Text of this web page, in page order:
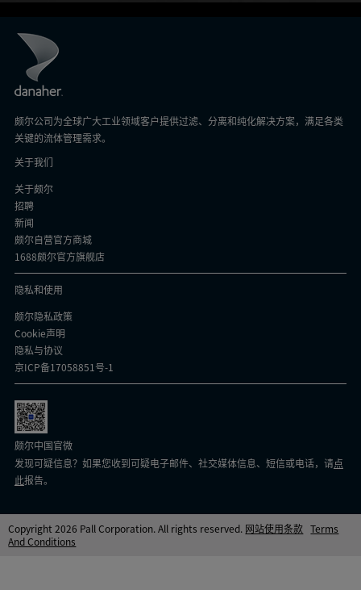
颇尔公司为全球广大工业领域客户提供过滤、分离和纯化解决方案，满足各类
关键的流体管理需求。
关于我们
关于颇尔
招聘
新闻
颇尔自营官方商城
1688颇尔官方旗舰店
隐私和使用
颇尔隐私政策
Cookie声明
隐私与协议
京ICP备17058851号-1
颇尔中国官微
发现可疑信息？如果您收到可疑电子邮件、社交媒体信息、短信或电话，请点
此报告。
Copyright 2026 Pall Corporation. All rights reserved. 网站使用条款 Terms
And Conditions